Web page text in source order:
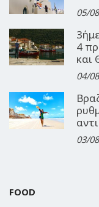
05/
4
και
04/
03/
FOOD